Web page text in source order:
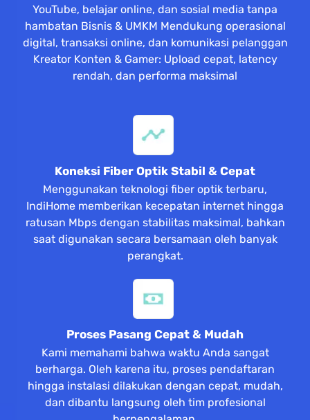
YouTube, belajar online, dan sosial media tanpa
hambatan Bisnis & UMKM Mendukung operasional
digital, transaksi online, dan komunikasi pelanggan
Kreator Konten & Gamer: Upload cepat, latency
rendah, dan performa maksimal
Koneksi Fiber Optik Stabil & Cepat
Menggunakan teknologi fiber optik terbaru,
IndiHome memberikan kecepatan internet hingga
ratusan Mbps dengan stabilitas maksimal, bahkan
saat digunakan secara bersamaan oleh banyak
perangkat.
Proses Pasang Cepat & Mudah
Kami memahami bahwa waktu Anda sangat
berharga. Oleh karena itu, proses pendaftaran
hingga instalasi dilakukan dengan cepat, mudah,
dan dibantu langsung oleh tim profesional